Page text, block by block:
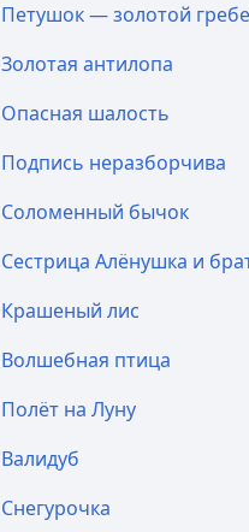
Петушок — золотой
Золотая антилопа
Опасная шалость
Подпись неразборчива
Соломенный бычок
Сестрица Алёнушка и
Крашеный лис
Волшебная птица
Полёт на Луну
Валидуб
Снегурочка